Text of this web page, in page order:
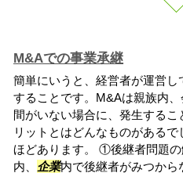
M&Aでの事業承継
簡単にいうと、経営者が運営し
することです。M&Aは親族内
間がいない場合に、発生する
リットとはどんなものがある
ほどあります。 ①後継者問題
内、 企業内で後継者がみつから